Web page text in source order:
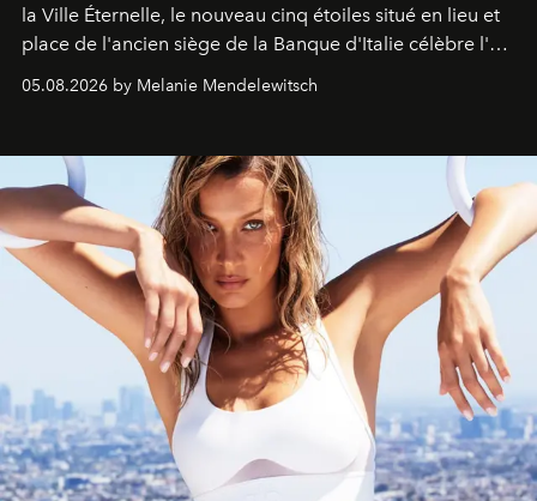
la Ville Éternelle, le nouveau cinq étoiles situé en lieu et
place de l'ancien siège de la Banque d'Italie célèbre l'art
de vivre Romain dans toute son élégance intemporelle.
05.08.2026 by Melanie Mendelewitsch